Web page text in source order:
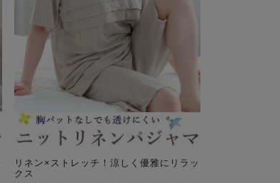
リネン×ストレッチ！涼しく優雅にリラッ
クス